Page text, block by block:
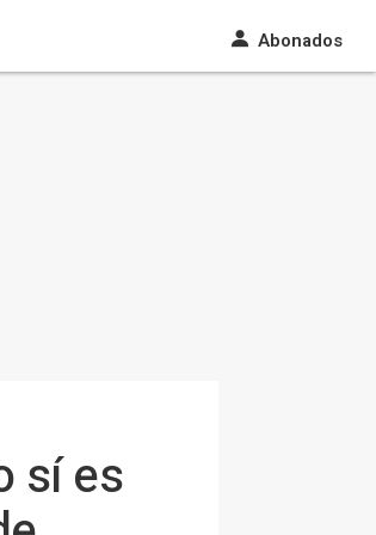
Abonados
sí es